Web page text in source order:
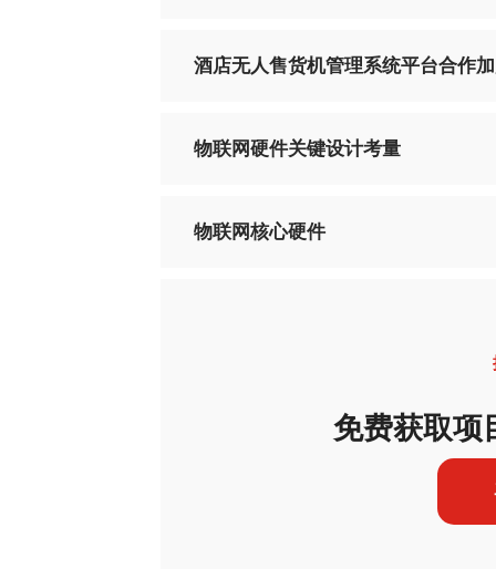
酒店无人售货机管理系统平台合作
物联网硬件关键设计考量
物联网核心硬件
免费获取项